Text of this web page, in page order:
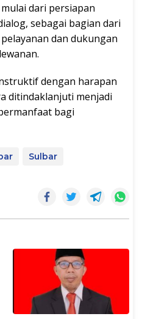
dari persiapan
sebagai bagian dari
dan dukungan
dengan harapan
ditindaklanjuti menjadi
bagi
Sulbar